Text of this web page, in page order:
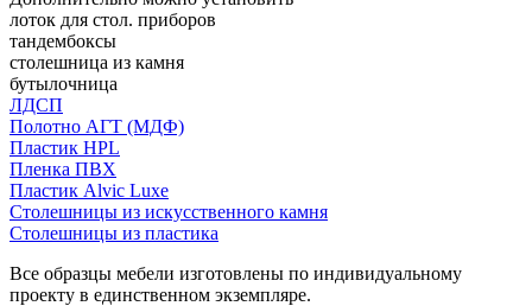
лоток для стол. приборов
тандембоксы
столешница из камня
бутылочница
ЛДСП
Полотно АГТ (МДФ)
Пластик HPL
Пленка ПВХ
Пластик Alvic Luxe
Столешницы из искусственного камня
Столешницы из пластика
Все образцы мебели изготовлены по индивидуальному
проекту в единственном экземпляре.